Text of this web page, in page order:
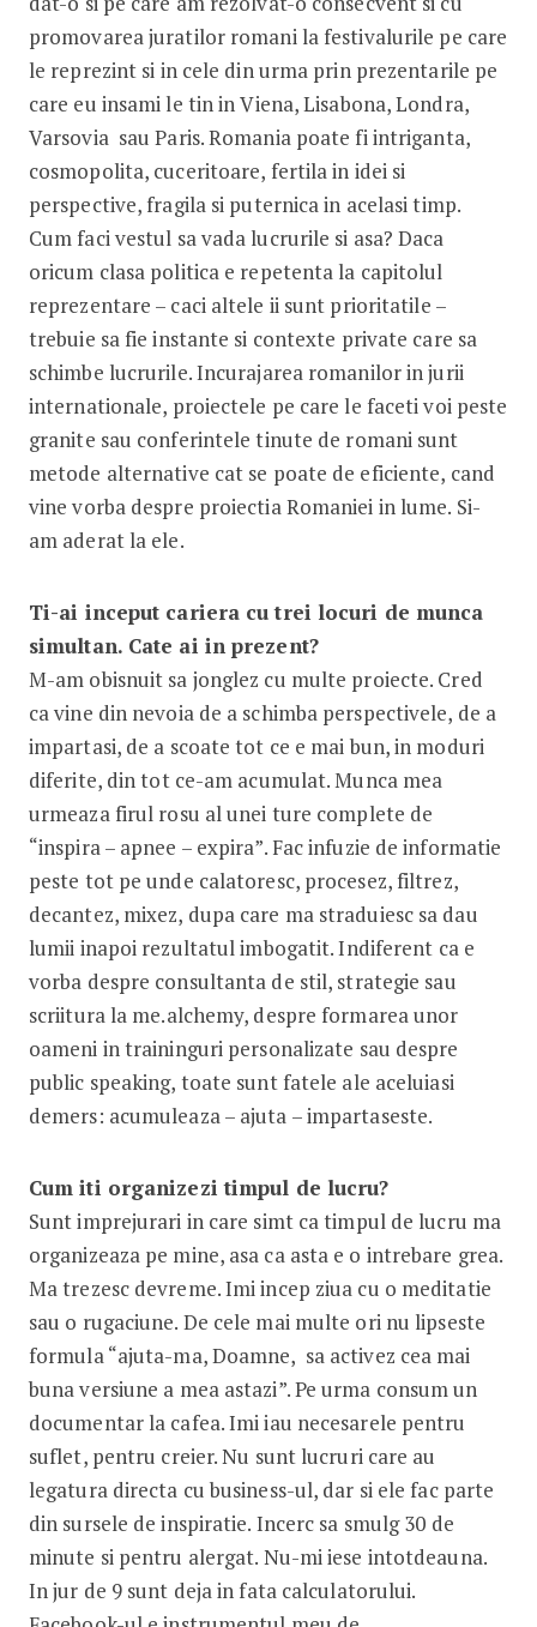
promovarea juratilor romani la festivalurile pe care
le reprezint si in cele din urma prin prezentarile pe
care eu insami le tin in Viena, Lisabona, Londra,
Varsovia sau Paris. Romania poate fi intriganta,
cosmopolita, cuceritoare, fertila in idei si
perspective, fragila si puternica in acelasi timp.
Cum faci vestul sa vada lucrurile si asa? Daca
oricum clasa politica e repetenta la capitolul
reprezentare – caci altele ii sunt prioritatile –
trebuie sa fie instante si contexte private care sa
schimbe lucrurile. Incurajarea romanilor in jurii
internationale, proiectele pe care le faceti voi peste
granite sau conferintele tinute de romani sunt
metode alternative cat se poate de eficiente, cand
vine vorba despre proiectia Romaniei in lume. Si-
am aderat la ele.
Ti-ai inceput cariera cu trei locuri de munca
simultan. Cate ai in prezent?
M-am obisnuit sa jonglez cu multe proiecte. Cred
ca vine din nevoia de a schimba perspectivele, de a
impartasi, de a scoate tot ce e mai bun, in moduri
diferite, din tot ce-am acumulat. Munca mea
urmeaza firul rosu al unei ture complete de
“inspira – apnee – expira”. Fac infuzie de informatie
peste tot pe unde calatoresc, procesez, filtrez,
decantez, mixez, dupa care ma straduiesc sa dau
lumii inapoi rezultatul imbogatit. Indiferent ca e
vorba despre consultanta de stil, strategie sau
scriitura la me.alchemy, despre formarea unor
oameni in traininguri personalizate sau despre
public speaking, toate sunt fatele ale aceluiasi
demers: acumuleaza – ajuta – impartaseste.
Cum iti organizezi timpul de lucru?
Sunt imprejurari in care simt ca timpul de lucru ma
organizeaza pe mine, asa ca asta e o intrebare grea.
Ma trezesc devreme. Imi incep ziua cu o meditatie
sau o rugaciune. De cele mai multe ori nu lipseste
formula “ajuta-ma, Doamne, sa activez cea mai
buna versiune a mea astazi”. Pe urma consum un
documentar la cafea. Imi iau necesarele pentru
suflet, pentru creier. Nu sunt lucruri care au
legatura directa cu business-ul, dar si ele fac parte
din sursele de inspiratie. Incerc sa smulg 30 de
minute si pentru alergat. Nu-mi iese intotdeauna.
In jur de 9 sunt deja in fata calculatorului.